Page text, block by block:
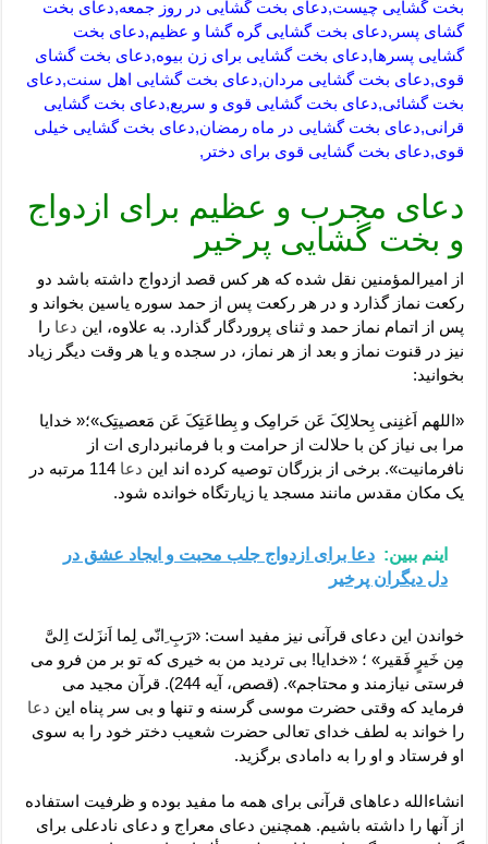
بخت گشایی چیست,دعای بخت گشایی در روز جمعه,دعای بخت
گشای پسر,دعای بخت گشایی گره گشا و عظیم,دعای بخت
گشایی پسرها,دعای بخت گشایی برای زن بیوه,دعای بخت گشای
قوی,دعای بخت گشایی مردان,دعای بخت گشایی اهل سنت,دعای
بخت گشائی,دعای بخت گشایی قوی و سریع,دعای بخت گشایی
قرانی,دعای بخت گشایی در ماه رمضان,دعای بخت گشایی خیلی
قوی,دعای بخت گشایی قوی برای دختر,
دعای مجرب و عظیم برای ازدواج
و بخت گشایی پرخیر
از امیرالمؤمنین نقل شده که هر کس قصد ازدواج داشته باشد دو
رکعت نماز گذارد و در هر رکعت پس از حمد سوره یاسین بخواند و
پس از اتمام نماز حمد و ثناى پروردگار گذارد. به علاوه، این دعا را
نیز در قنوت نماز و بعد از هر نماز، در سجده و یا هر وقت دیگر زیاد
بخوانید:
«اللهم اَغنِنی بِحلالِکَ عَن حَرامِک و بِطاعَتِکَ عَن مَعصیتِک»؛« خدایا
مرا بی نیاز کن با حلالت از حرامت و با فرمانبرداری ات از
نافرمانیت». برخی از بزرگان توصیه کرده اند این دعا
114 مرتبه در
یک مکان مقدس مانند مسجد یا زیارتگاه خوانده شود.
اینم ببین: دعا برای ازدواج جلب محبت و ایجاد عشق در
دل دیگران پرخیر
خواندن این دعای قرآنی نیز مفید است: «رَبِ ِانّی لِما اَنزَلتَ اِلیَّ
مِن خَیرٍ فَقیر» ؛ «خدایا! بی تردید من به خیری که تو بر من فرو می
فرستی نیازمند و محتاجم». (قصص، آیه 244). قرآن مجید می
فرماید که وقتی حضرت موسی گرسنه و تنها و بی سر پناه این دعا
را خواند به لطف خدای تعالی حضرت شعیب دختر خود را به سوی
او فرستاد و او را به دامادی برگزید.
انشاءالله دعاهای قرآنی برای همه ما مفید بوده و ظرفیت استفاده
از آنها را داشته باشیم. همچنین دعای معراج و دعای نادعلی برای